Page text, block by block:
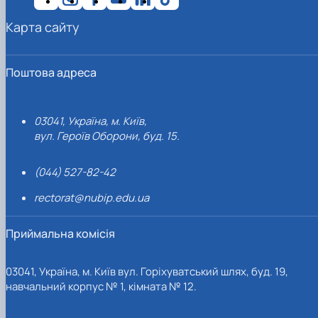
Поштова адреса
03041, Україна, м. Київ,
вул. Героїв Оборони, буд. 15.
(044) 527-82-42
rectorat@nubip.edu.ua
Приймальна комісія
03041, Україна, м. Київ вул. Горіхуватський шлях, буд. 19,
навчальний корпус № 1, кімната № 12.
Карта сайту